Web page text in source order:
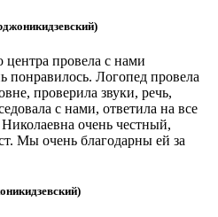
провела с нами
понравилось. Логопед провела
проверила звуки, речь,
с нами, ответила на все
очень честный,
Мы очень благодарны ей за